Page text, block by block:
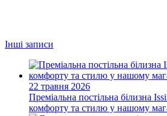
Інші записи
22 травня 2026
Преміальна постільна білизна
комфорту та стилю у нашому